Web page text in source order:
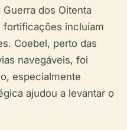
dos Oitenta
fortificações incluíam
Coebel, perto das
navegáveis, foi
especialmente
ajudou a levantar o